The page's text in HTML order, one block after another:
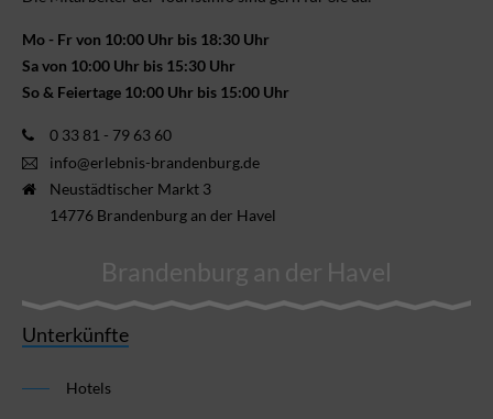
Mo - Fr von 10:00 Uhr bis 18:30 Uhr
Sa von 10:00 Uhr bis 15:30 Uhr
So & Feiertage 10:00 Uhr bis 15:00 Uhr
0 33 81 - 79 63 60
info@erlebnis-brandenburg.de
Neustädtischer Markt 3
14776 Brandenburg an der Havel
Brandenburg an der Havel
Unterkünfte
Hotels